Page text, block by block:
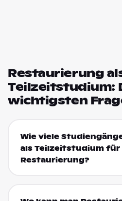
Restaurierung
Teilzeitstudium:
wichtigsten
Wie viele
als Teilzeitstudium für
Restaurierung?